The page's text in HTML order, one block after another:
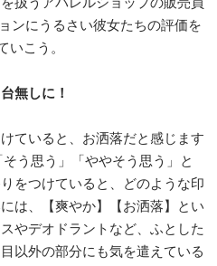
ンにうるさい彼女たちの評価を
いこう。
無しに！
ていると、お洒落だと感じます
う思う」「ややそう思う」と
をつけていると、どのような印
は、【爽やか】【お洒落】とい
やデオドラントなど、ふとした
以外の部分にも気を遣えている